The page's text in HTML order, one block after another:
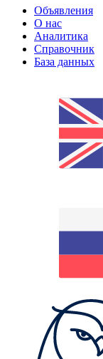
Объявления
О нас
Аналитика
Справочник
База данных